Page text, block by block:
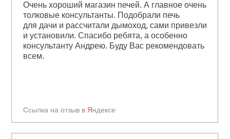
Ссылка на отзыв в Яндексе
Очень хороший магазин печей. А главное очень
толковые консультанты. Подобрали печь
для дачи и рассчитали дымоход, сами привезли
и установили. Спасибо ребята, а особенно
консультанту Андрею. Буду Вас рекомендовать
всем.